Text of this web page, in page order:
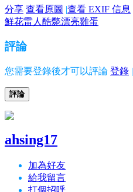
分享 查看原圖 |查看 EXIF 信息
鮮花雷人 酷斃漂亮雞蛋
評論
您需要登錄後才可以評論 登錄 |
評論
ahsing17
加為好友
給我留言
打個招呼